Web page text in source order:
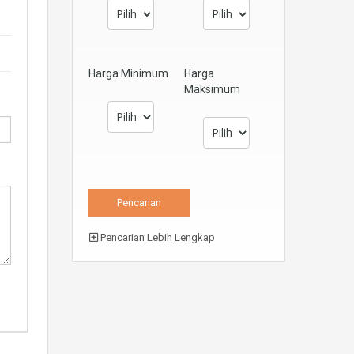
Harga Minimum
Harga
Maksimum
Pencarian Lebih Lengkap